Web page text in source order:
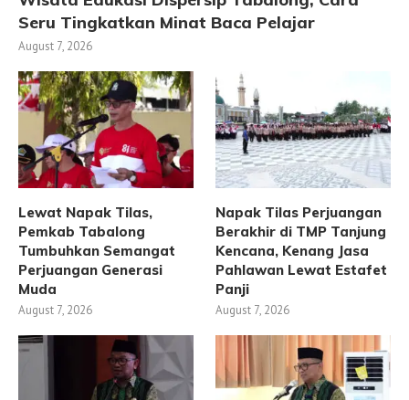
Seru Tingkatkan Minat Baca Pelajar
August 7, 2026
Lewat Napak Tilas,
Pemkab Tabalong
Tumbuhkan Semangat
Perjuangan Generasi
Muda
August 7, 2026
Napak Tilas Perjuangan
Berakhir di TMP Tanjung
Kencana, Kenang Jasa
Pahlawan Lewat Estafet
Panji
August 7, 2026